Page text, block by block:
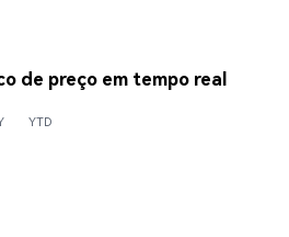
de preço em tempo real
YTD